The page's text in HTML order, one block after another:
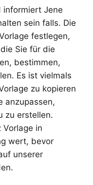
informiert Jene
sein falls. Die
festlegen,
Sie für die
bestimmen,
Es ist vielmals
zu kopieren
anzupassen,
zu erstellen.
in
wert, bevor
unserer